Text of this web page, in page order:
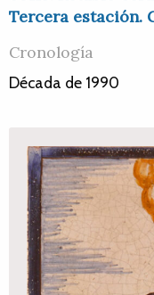
Tercera estación.
Cronología
Década de 1990